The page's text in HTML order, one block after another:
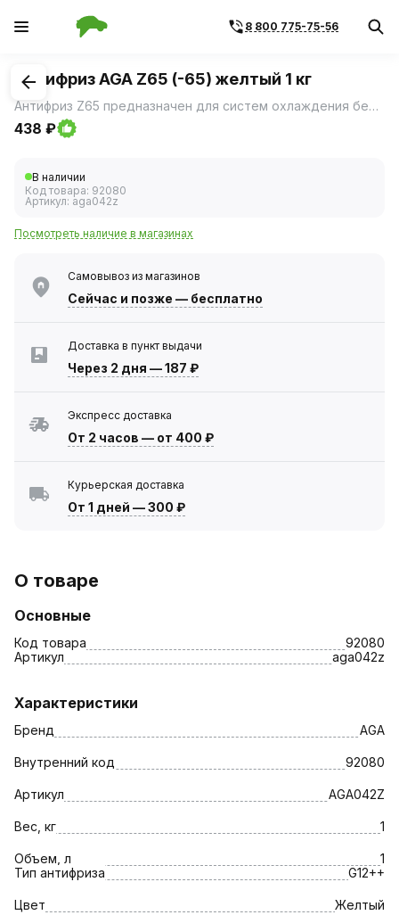
8 800 775-75-56
1/2
Антифриз AGA Z65 (-65) желтый 1 кг
Антифриз Z65 предназначен для систем охлаждения бензиновых и дизельных двигателей легковых и грузовых автомобилей всех марок, а также автобусов.
438 ₽
В наличии
Код товара: 92080
Артикул: aga042z
Посмотреть наличие в магазинах
Самовывоз из магазинов
Сейчас и позже — бесплатно
Доставка в пункт выдачи
Через 2 дня —187 ₽
Экспресс доставка
От 2 часов — от 400 ₽
Курьерская доставка
От 1 дней —300 ₽
О товаре
Основные
Код товара
92080
Артикул
aga042z
Характеристики
Бренд AGA
Внутренний код 92080
Артикул AGA042Z
Вес, кг 1
Объем, л
1
Тип антифриза
G12++
Цвет Желтый